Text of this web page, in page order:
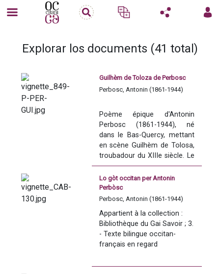
Explorar los documents (41 total)
Guilhèm de Toloza de Perbosc
Perbosc, Antonin (1861-1944)
Poème épique d'Antonin
Perbosc (1861-1944), né
dans le Bas-Quercy, mettant
en scène Guilhèm de Tolosa,
troubadour du XIIIe siècle. Le
livre a un très grand succès
dès sa sortie.
Ecrit en languedocien avec
traduction française en face
à face.
Lo gòt occitan per Antonin
Perbòsc
Perbosc, Antonin (1861-1944)
Appartient à la collection :
Bibliothèque du Gai Savoir ; 3.
- Texte bilingue occitan-
français en regard